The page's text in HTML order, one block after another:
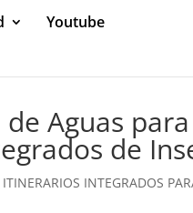
Youtube
Aguas
de
ITINERARIOS INTEGRADOS